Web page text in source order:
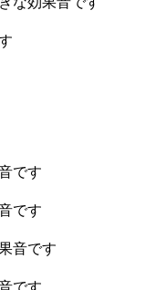
です
です
音です
です